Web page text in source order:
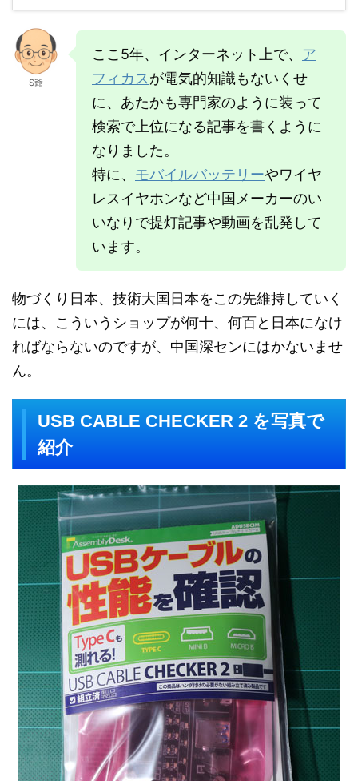
S爺
ここ5年、インターネット上で、 ア
フィカスが電気的知識もないくせ
に、あたかも専門家のように装って
検索で上位になる記事を書くように
なりました。
特に、 モバイルバッテリーやワイヤ
レスイヤホンなど中国メーカーのい
いなりで提灯記事や動画を乱発して
います。
物づくり日本、技術大国日本をこの先維持していく
には、こういうショップが何十、何百と日本になけ
ればならないのですが、中国深センにはかないませ
ん。
USB CABLE CHECKER 2 を写真で
紹介